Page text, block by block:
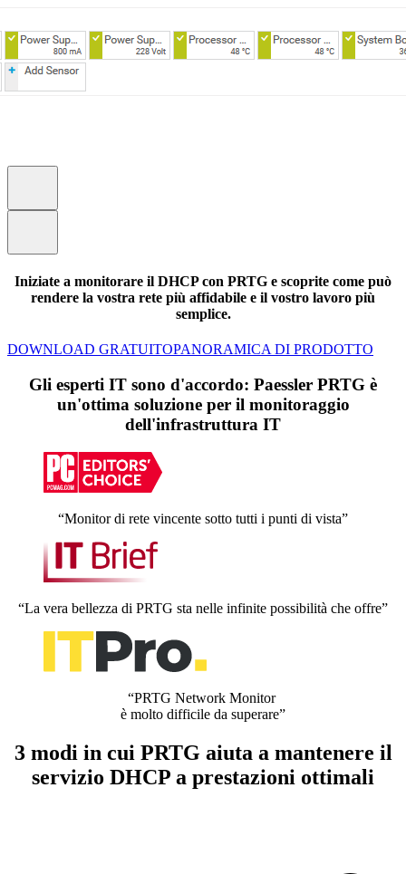
Iniziate a monitorare il DHCP con PRTG e scoprite come può
rendere la vostra rete più affidabile e il vostro lavoro più
semplice.
DOWNLOAD GRATUITOPANORAMICA DI PRODOTTO
Gli esperti IT sono d'accordo: Paessler PRTG è
un'ottima soluzione per il monitoraggio
dell'infrastruttura IT
“Monitor di rete vincente sotto tutti i punti di vista”
“La vera bellezza di PRTG sta nelle infinite possibilità che offre”
“PRTG Network Monitor
è molto difficile da superare”
3 modi in cui PRTG aiuta a mantenere il
servizio DHCP a prestazioni ottimali